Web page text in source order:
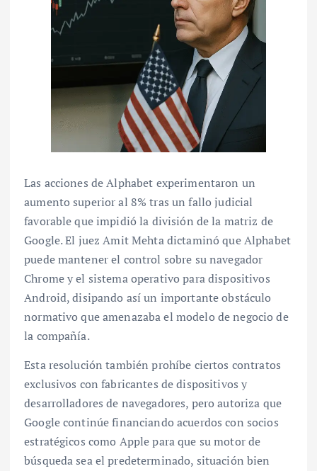
Las acciones de Alphabet experimentaron un
aumento superior al 8% tras un fallo judicial
favorable que impidió la división de la matriz de
Google. El juez Amit Mehta dictaminó que Alphabet
puede mantener el control sobre su navegador
Chrome y el sistema operativo para dispositivos
Android, disipando así un importante obstáculo
normativo que amenazaba el modelo de negocio de
la compañía.
Esta resolución también prohíbe ciertos contratos
exclusivos con fabricantes de dispositivos y
desarrolladores de navegadores, pero autoriza que
Google continúe financiando acuerdos con socios
estratégicos como Apple para que su motor de
búsqueda sea el predeterminado, situación bien